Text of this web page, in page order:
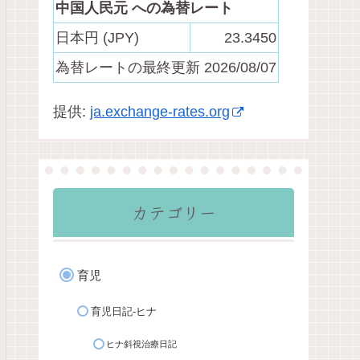
中国人民元 への為替レート
日本円 (JPY)
23.3450
為替レートの最終更新 2026/08/07
提供: ja.exchange-rates.org
カテゴリー
育児
育児日記-ヒナ
ヒナ斜視治療日記